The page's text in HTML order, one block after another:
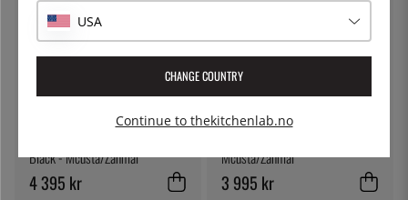
Black - Mcusta/Zanmai
4 395 kr
MCUSTA/ZANMAI
Mcusta/Zanmai
3 995 kr
USA
CHANGE COUNTRY
Continue to thekitchenlab.no